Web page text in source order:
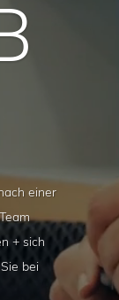
einer
+ sich
bei